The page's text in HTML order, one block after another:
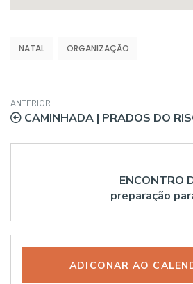
NATAL ORGANIZAÇÃO
ANTERIOR
CAMINHADA | PRADOS DO
ENCONTRO
preparação
ADICONAR AO